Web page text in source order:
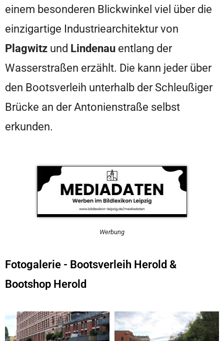
einem besonderen Blickwinkel viel über die
einzigartige Industriearchitektur von
Plagwitz und Lindenau entlang der
Wasserstraßen erzählt. Die kann jeder über
den Bootsverleih unterhalb der Schleußiger
Brücke an der Antonienstraße selbst
erkunden.
Werbung
Fotogalerie - Bootsverleih Herold &
Bootshop Herold